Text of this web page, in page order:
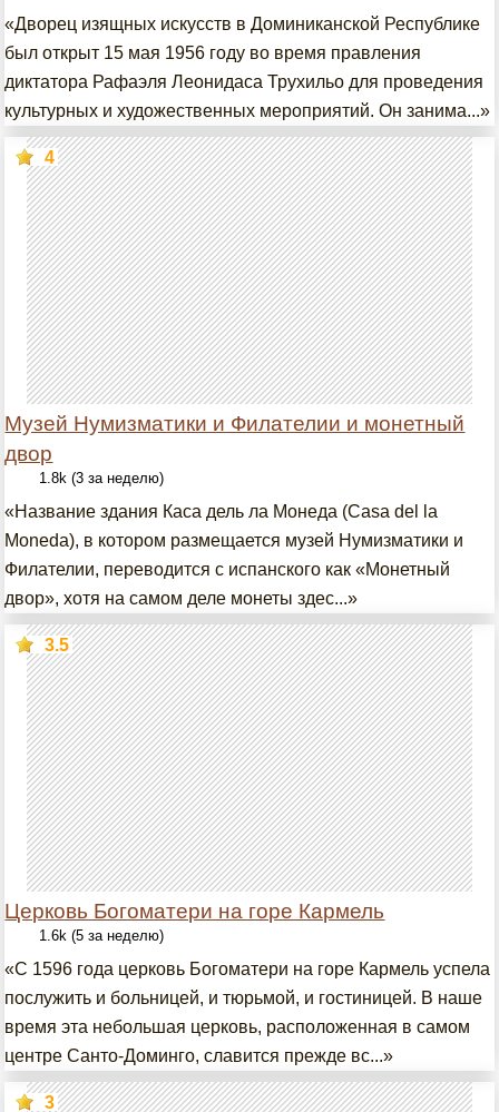
«Дворец изящных искусств в Доминиканской Республике
был открыт 15 мая 1956 году во время правления
диктатора Рафаэля Леонидаса Трухильо для проведения
культурных и художественных мероприятий. Он занима...»
Музей Нумизматики и Филателии и монетный
двор
4
1.8k (3 за неделю)
«Название здания Каса дель ла Монеда (Casa del la
Moneda), в котором размещается музей Нумизматики и
Филателии, переводится с испанского как «Монетный
двор», хотя на самом деле монеты здес...»
Церковь Богоматери на горе Кармель
3.5
1.6k (5 за неделю)
«С 1596 года церковь Богоматери на горе Кармель успела
послужить и больницей, и тюрьмой, и гостиницей. В наше
время эта небольшая церковь, расположенная в самом
центре Санто-Доминго, славится прежде вс...»
3